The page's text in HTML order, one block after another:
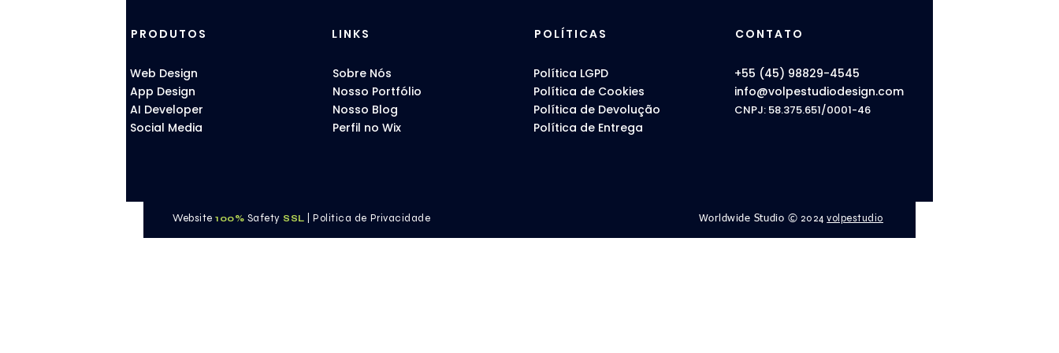
PRODUTOS
Web Design
App Design
AI Developer
Social Media
LINKS
Sobre Nós
Nosso Portfólio
​Nosso Blog
Perfil no Wix
POLÍTICAS
Política LGPD
Política de Cookies
Política de Devolução
Política de Entrega
CONTATO
+55 (45) 98829-4545
info@volpestudiodesign.com
CNPJ: 58.375.651/0001-46
Website100% SafetySSL |Politica de Privacidade Worldwide Studio © 2024volpestudio